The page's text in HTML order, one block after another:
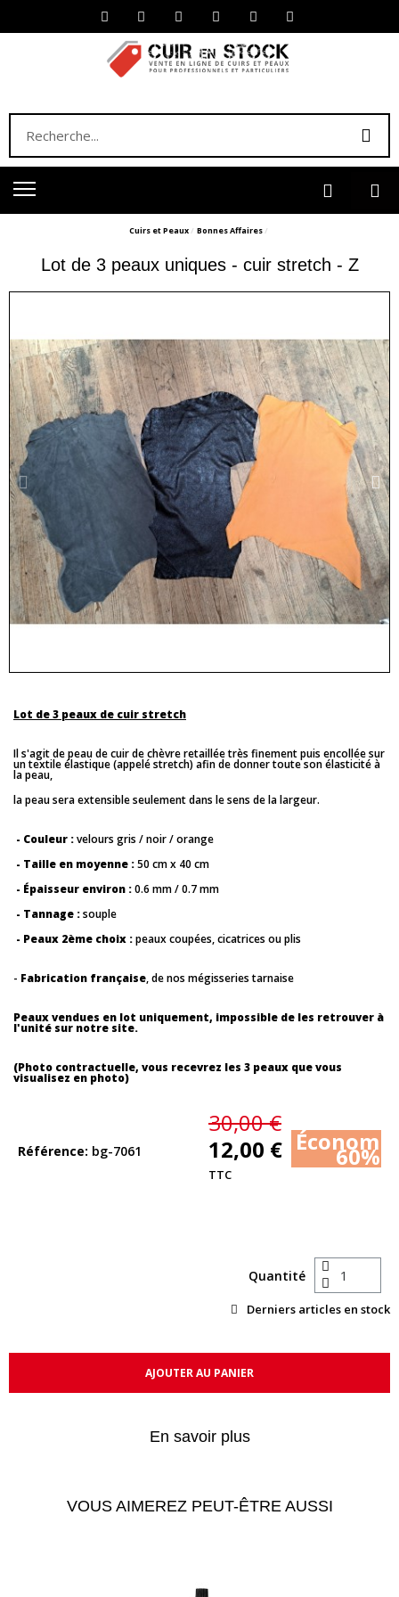
Cuirs et Peaux Bonnes Affaires
Lot de 3 peaux uniques - cuir stretch - Z
Lot de 3 peaux de cuir stretch
Il s'agit de peau de cuir de chèvre retaillée très finement puis encollée sur
un textile élastique (appelé stretch) afin de donner toute son élasticité à
la peau,
la peau sera extensible seulement dans le sens de la largeur.
- Couleur :velours gris / noir / orange
- Taille en moyenne :50 cm x 40 cm
- Épaisseur environ :0.6 mm / 0.7 mm
- Tannage :souple
- Peaux 2ème choix :peaux coupées, cicatrices ou plis
- Fabrication française, de nos mégisseries tarnaise
Peaux vendues en lot uniquement, impossible de les retrouver à
l'unité sur notre site.
(Photo contractuelle, vous recevrez les 3 peaux que vous
visualisez en photo)
Référence bg-7061
30,00 €
12,00 €
60%
TTC
Quantité
Derniers articles en stock
AJOUTER AU PANIER
En savoir plus
VOUS AIMEREZ PEUT-ÊTRE AUSSI